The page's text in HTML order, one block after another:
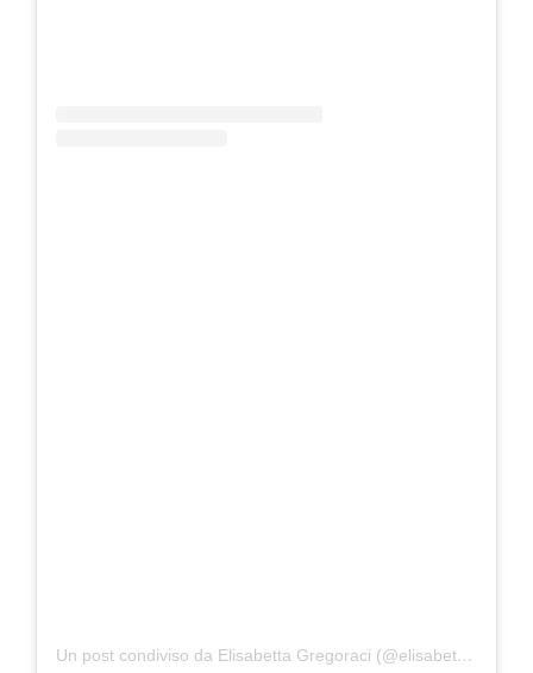
Un post condiviso da Elisabetta Gregoraci (@elisabettagregoracireal)